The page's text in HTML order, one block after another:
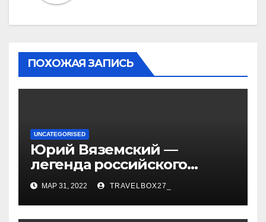
ПОХОЖАЯ ЗАПИСЬ
UNCATEGORISED
Юрий Вяземский —
легенда российского
спорта — биография,
достижения и вклад в
развитие гимнастики
МАР 31, 2022 TRAVELBOX27_